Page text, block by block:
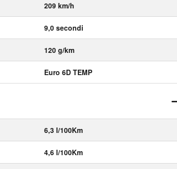
209 km/h
9,0 secondi
120 g/km
Euro 6D TEMP
6,3 l/100Km
4,6 l/100Km